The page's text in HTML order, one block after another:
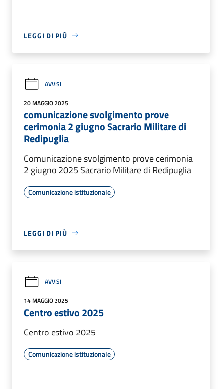
LEGGI DI PIÙ
AVVISI
20 MAGGIO 2025
comunicazione svolgimento prove
cerimonia 2 giugno Sacrario Militare di
Redipuglia
Comunicazione svolgimento prove cerimonia
2 giugno 2025 Sacrario Militare di Redipuglia
Comunicazione istituzionale
LEGGI DI PIÙ
AVVISI
14 MAGGIO 2025
Centro estivo 2025
Centro estivo 2025
Comunicazione istituzionale